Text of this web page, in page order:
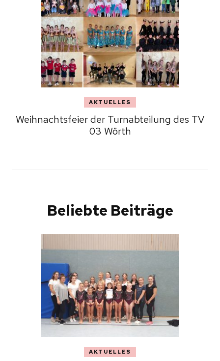
AKTUELLES
Weihnachtsfeier der Turnabteilung des TV
03 Wörth
Beliebte Beiträge
AKTUELLES